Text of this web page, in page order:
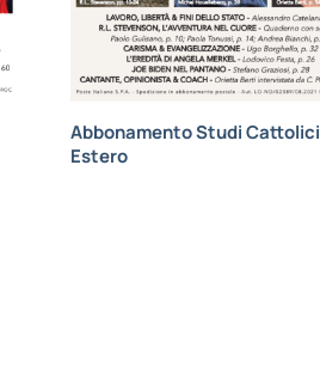
Abbonamento Studi Cattolici
Estero